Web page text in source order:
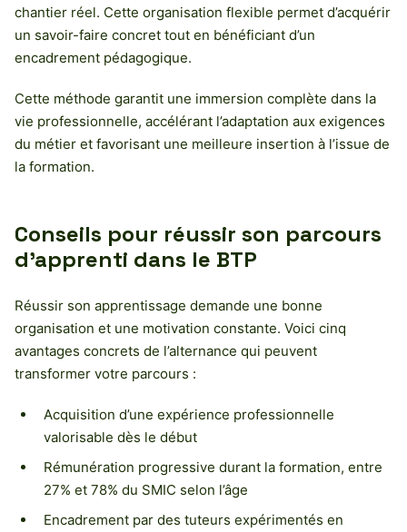
chantier réel. Cette organisation flexible permet d’acquérir
un savoir-faire concret tout en bénéficiant d’un
encadrement pédagogique.
Cette méthode garantit une immersion complète dans la
vie professionnelle, accélérant l’adaptation aux exigences
du métier et favorisant une meilleure insertion à l’issue de
la formation.
Conseils pour réussir son parcours
d’apprenti dans le BTP
Réussir son apprentissage demande une bonne
organisation et une motivation constante. Voici cinq
avantages concrets de l’alternance qui peuvent
transformer votre parcours :
Acquisition d’une expérience professionnelle
valorisable dès le début
Rémunération progressive durant la formation, entre
27% et 78% du SMIC selon l’âge
Encadrement par des tuteurs expérimentés en